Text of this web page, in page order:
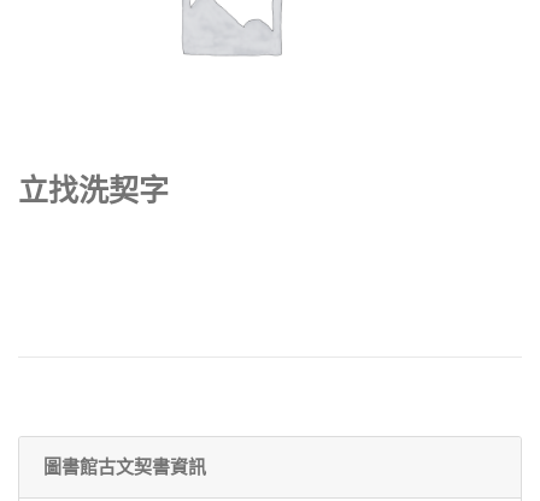
立找洗契字
圖書館古文契書資訊